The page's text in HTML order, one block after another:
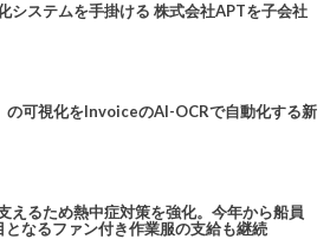
システムを手掛ける 株式会社APTを子会社
可視化をInvoiceのAI-OCRで自動化する新
えるため熱中症対策を強化。今年から船員
なるファン付き作業服の支給も継続